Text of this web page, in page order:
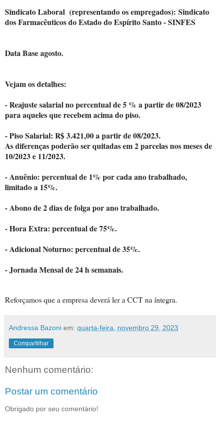
Sindicato Laboral (representando os empregados): Sindicato
dos Farmacêuticos do Estado do Espírito Santo - SINFES
Data Base agosto.
Vejam os detalhes:
- Reajuste salarial no percentual de 5 % a partir de 08/2023
para aqueles que recebem acima do piso.
- Piso Salarial: R$ 3.421,00 a partir de 08/2023.
As diferenças poderão ser quitadas em 2 parcelas nos meses de
10/2023 e 11/2023.
- Anuênio: percentual de 1% por cada ano trabalhado,
limitado a 15%.
- Abono de 2 dias de folga por ano trabalhado.
- Hora Extra: percentual de 75%.
- Adicional Noturno: percentual de 35%.
- Jornada Mensal de 24 h semanais.
Reforçamos que a empresa deverá ler a CCT na íntegra.
Andressa Bazoni em: quarta-feira, novembro 29, 2023
Compartilhar
Nenhum comentário:
Postar um comentário
Obrigado por seu comentário!